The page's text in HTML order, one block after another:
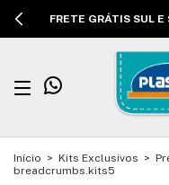
FRETE GRÁTIS SUL
Início > Kits Exclusivos >
breadcrumbs.kits5